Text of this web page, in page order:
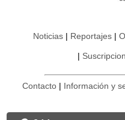
Noticias Reportajes
Contacto Información y